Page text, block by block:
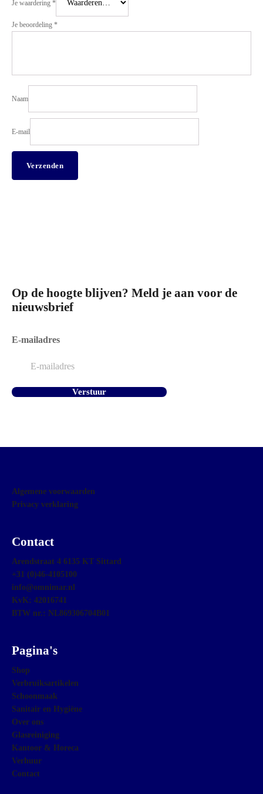
Je waardering *
Je beoordeling *
Naam
E-mail
Op de hoogte blijven? Meld je aan voor de
nieuwsbrief
E-mailadres
Algemene voorwaarden
Privacy verklaring
Contact
Arendstraat 4 6135 KT Sittard
+31 (0)46-4105100
info@omnimar.nl
KvK: 42016741
BTW nr.: NL869306704B01
Pagina's
Shop
Verbruiksartikelen
Schoonmaak
Sanitair en Hygiëne
Over ons
Glasreiniging
Kantoor & Horeca
Verhuur
Contact